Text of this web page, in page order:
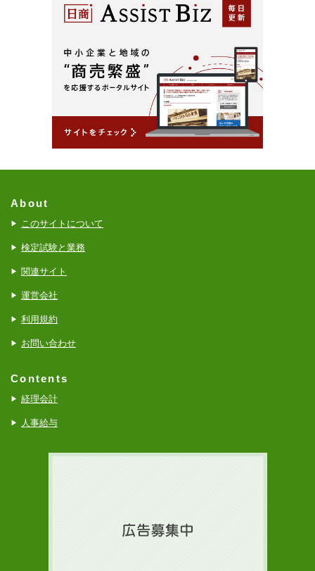
About
このサイトについて
検定試験と業務
関連サイト
運営会社
利用規約
お問い合わせ
Contents
経理会計
人事給与